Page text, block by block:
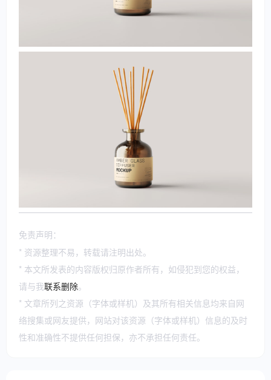
免责声明：
* 资源整理不易，转载请注明出处。
* 本文所发表的内容版权归原作者所有，如侵犯到您的权益，
请与我联系删除。
* 文章所列之资源（字体或样机）及其所有相关信息均来自网
络搜集或网友提供，网站对该资源（字体或样机）信息的及时
性和准确性不提供任何担保，亦不承担任何责任。